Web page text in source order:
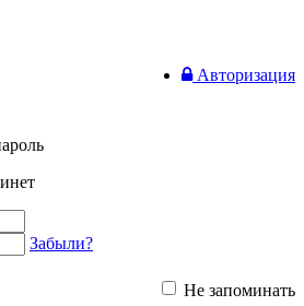
Авторизация
Забыли?
Не запоминать